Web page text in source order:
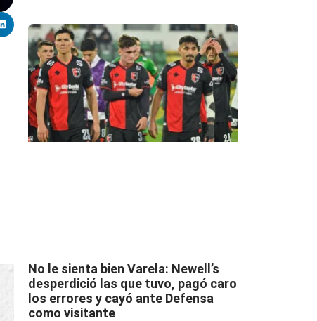
No le sienta bien Varela: Newell’s
desperdició las que tuvo, pagó caro
los errores y cayó ante Defensa
como visitante